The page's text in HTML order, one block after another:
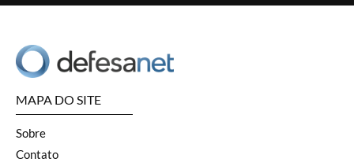
MAPA DO SITE
Sobre
Contato